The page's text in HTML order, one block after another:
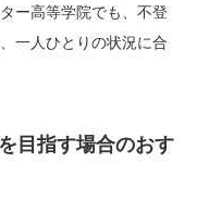
ー高等学院でも、不登
一人ひとりの状況に合
目指す場合のおす